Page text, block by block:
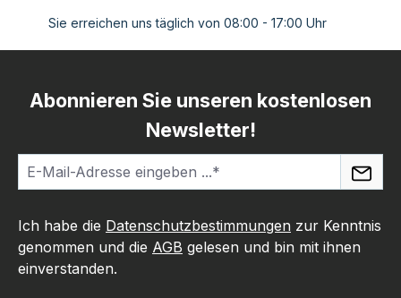
Sie erreichen uns täglich von 08:00 - 17:00 Uhr
Abonnieren Sie unseren kostenlosen
Newsletter!
Ich habe die Datenschutzbestimmungen zur Kenntnis
genommen und die AGB gelesen und bin mit ihnen
einverstanden.